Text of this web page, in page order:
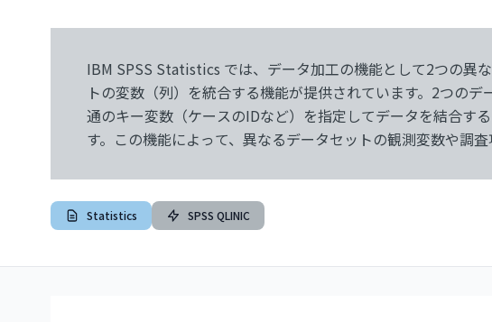
IBM SPSS Statistics では、データ加工の機能として2つの異
トの変数（列）を統合する機能が提供されています。2つのデ
通のキー変数（ケースのIDなど）を指定してデータを結合す
す。この機能によって、異なるデータセットの観測変数や調
ータセットにまとめることができます。 このようなファイル結
基本機能であるBaseのみで実行可能で、追加のオプション
ん。以下は、SPSS Statisticsのデータセット結合の手順につ
Statistics SPSS QLINIC